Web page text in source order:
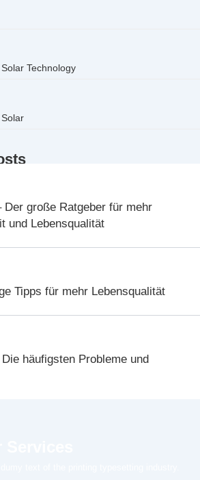
Technology
Der große Ratgeber für mehr
und Lebensqualität
Tipps für mehr Lebensqualität
häufigsten Probleme und